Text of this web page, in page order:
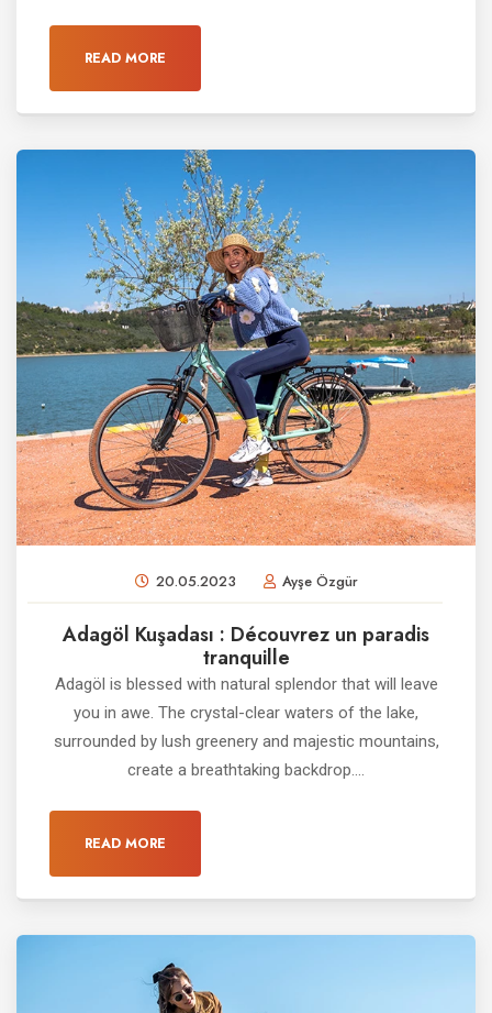
READ MORE
20.05.2023 Ayşe Özgür
Adagöl Kuşadası : Découvrez un paradis
tranquille
Adagöl is blessed with natural splendor that will leave
you in awe. The crystal-clear waters of the lake,
surrounded by lush greenery and majestic mountains,
create a breathtaking backdrop....
READ MORE